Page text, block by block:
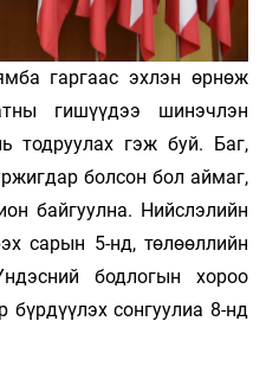
гаргаас эхлэн өрнөж
гишүүдээ шинэчлэн
тодруулах гэж буй. Баг,
болсон бол аймаг,
байгуулна. Нийслэлийн
сарын 5-нд, төлөөллийн
бодлогын хороо
сонгуулиа 8-нд